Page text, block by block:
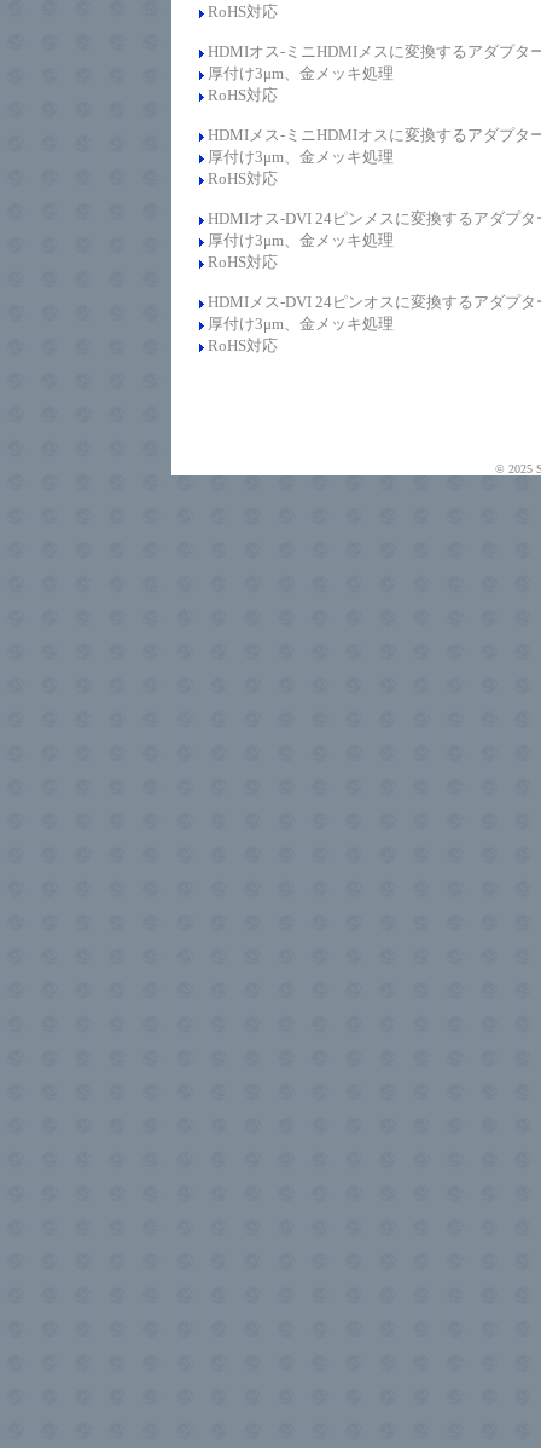
RoHS対応
HDMIオス-ミニHDMIメスに変換するアダプタ
厚付け3μm、 金メッキ処理
RoHS対応
HDMIメス-ミニHDMIオスに変換するアダプタ
厚付け3μm、 金メッキ処理
RoHS対応
HDMIオス-DVI 24ピンメスに変換するアダプタ
厚付け3μm、 金メッキ処理
RoHS対応
HDMIメス-DVI 24ピンオスに変換するアダプタ
厚付け3μm、 金メッキ処理
RoHS対応
© 2025